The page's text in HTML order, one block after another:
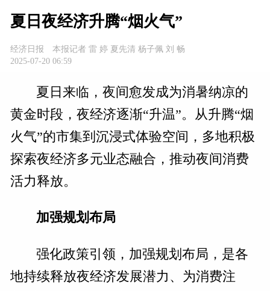
夏日夜经济升腾“烟火气”
经济日报
本报记者 雷 婷 夏先清 杨子佩 刘 畅
2025-07-20 06:59
夏日来临，夜间愈发成为消暑纳凉的
黄金时段，夜经济逐渐“升温”。从升腾“烟
火气”的市集到沉浸式体验空间，多地积极
探索夜经济多元业态融合，推动夜间消费
活力释放。
加强规划布局
强化政策引领，加强规划布局，是各
地持续释放夜经济发展潜力、为消费注